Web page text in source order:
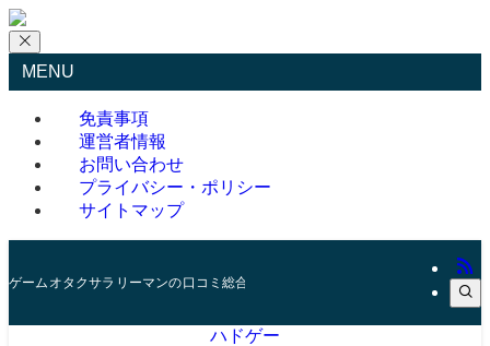
MENU
免責事項
運営者情報
お問い合わせ
プライバシー・ポリシー
サイトマップ
ゲームオタクサラリーマンの口コミ総合サイト
ハドゲー